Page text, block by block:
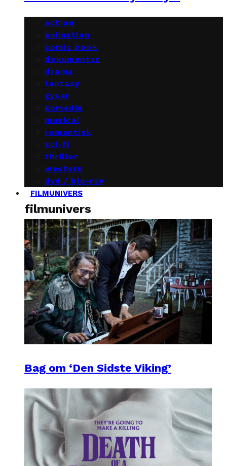
action
animation
comic book
dokumentar
drama
fantasy
gyser
komedie
musical
romantisk
sci-fi
thriller
western
dvd / blu-ray
FILMUNIVERS
filmunivers
Bag om ‘Den Sidste Viking’